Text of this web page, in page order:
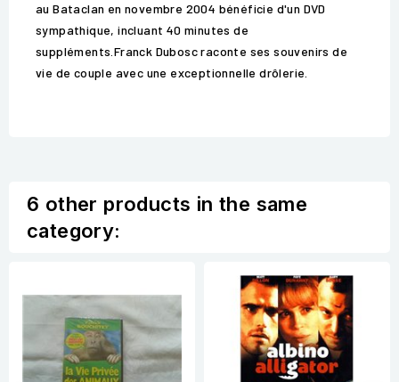
au Bataclan en novembre 2004 bénéficie d'un DVD
sympathique, incluant 40 minutes de
suppléments.Franck Dubosc raconte ses souvenirs de
vie de couple avec une exceptionnelle drôlerie.
6 other products in the same
category: